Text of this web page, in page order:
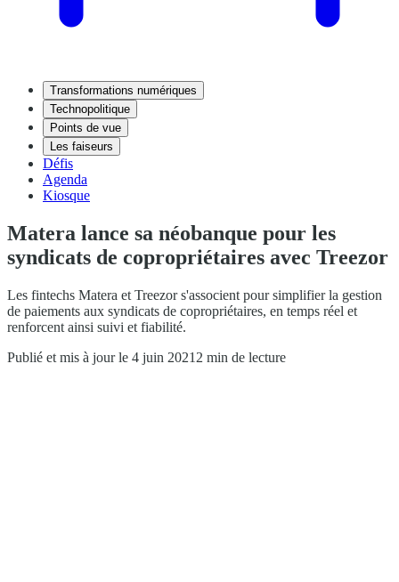
Transformations numériques
Technopolitique
Points de vue
Les faiseurs
Défis
Agenda
Kiosque
Matera lance sa néobanque pour les
syndicats de copropriétaires avec Treezor
Les fintechs Matera et Treezor s'associent pour simplifier la gestion
de paiements aux syndicats de copropriétaires, en temps réel et
renforcent ainsi suivi et fiabilité.
Publié et mis à jour le 4 juin 2021 2 min de lecture